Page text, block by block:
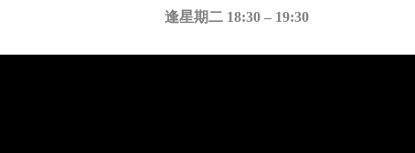
逢星期二 18:30 – 19:30